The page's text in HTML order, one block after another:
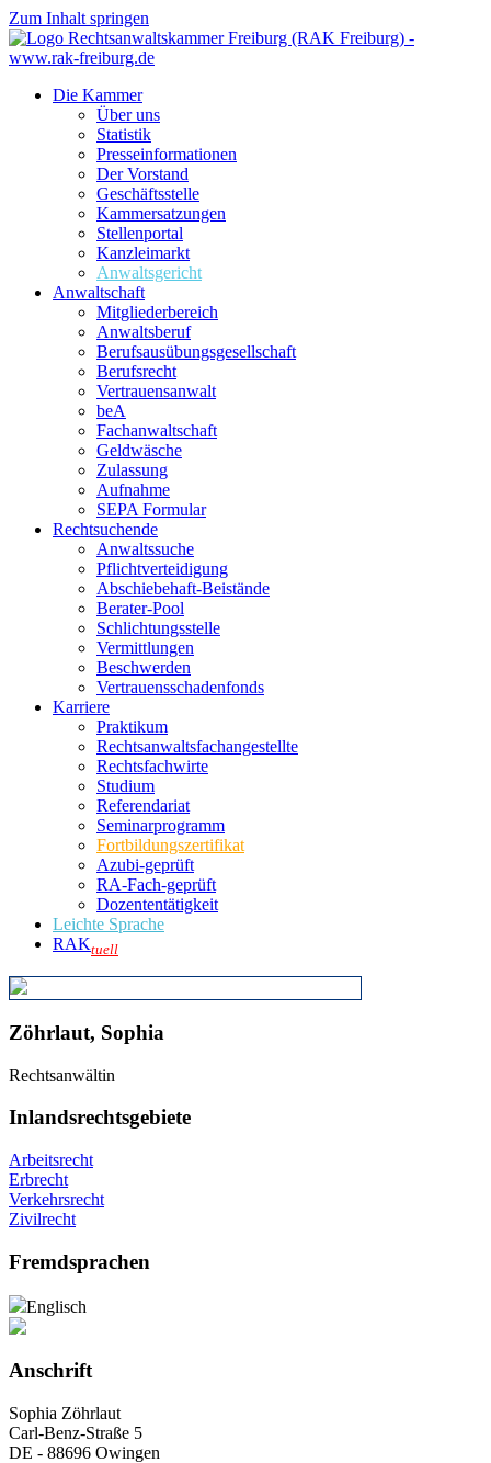
Zum Inhalt springen
Die Kammer
Über uns
Statistik
Presseinformationen
Der Vorstand
Geschäftsstelle
Kammersatzungen
Stellenportal
Kanzleimarkt
Anwaltsgericht
Anwaltschaft
Mitgliederbereich
Anwaltsberuf
Berufsausübungs­gesellschaft
Berufsrecht
Vertrauensanwalt
beA
Fachanwaltschaft
Geldwäsche
Zulassung
Aufnahme
SEPA Formular
Rechtsuchende
Anwaltssuche
Pflichtverteidigung
Abschiebehaft-Beistände
Berater-Pool
Schlichtungsstelle
Vermittlungen
Beschwerden
Vertrauensschadenfonds
Karriere
Praktikum
Rechtsanwalts­fachangestellte
Rechtsfachwirte
Studium
Referendariat
Seminarprogramm
Fortbildungszertifikat
Azubi-geprüft
RA-Fach-geprüft
Dozententätigkeit
Leichte Sprache
RAKtuell
Zöhrlaut, Sophia
Rechtsanwältin
Inlandsrechtsgebiete
Arbeitsrecht
Erbrecht
Verkehrsrecht
Zivilrecht
Fremdsprachen
Englisch
Anschrift
Sophia Zöhrlaut
Carl-Benz-Straße 5
DE - 88696 Owingen